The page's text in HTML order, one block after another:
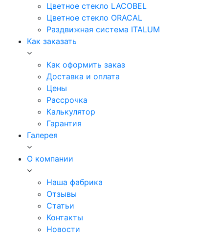
Цветное стекло LACOBEL
Цветное стекло ORACAL
Раздвижная система ITALUM
Как заказать
Как оформить заказ
Доставка и оплата
Цены
Рассрочка
Калькулятор
Гарантия
Галерея
О компании
Наша фабрика
Отзывы
Статьи
Контакты
Новости